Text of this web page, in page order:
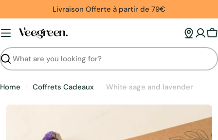
to
content
Livraison Offerte à partir de 79€
Search
Home Coffrets Cadeaux White sage and lavender